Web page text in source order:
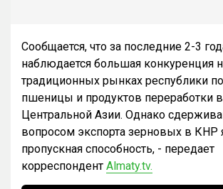
Сообщается, что за последние 2-3
наблюдается большая конкуренция
традиционных рынках республики
пшеницы и продуктов переработки
Центральной Азии. Однако
вопросом экспорта зерновых в КНР
пропускная способность, - передает
корреспондент Almaty.tv.